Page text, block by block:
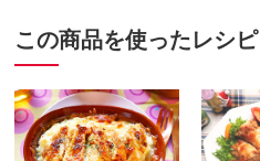
この商品を使ったレシピ